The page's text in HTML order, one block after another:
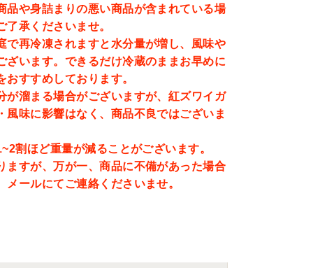
品や身詰まりの悪い商品が含まれている場
承くださいませ。
再冷凍されますと水分量が増し、風味や
います。 できるだけ冷蔵のままお早めに
すすめしております。
溜まる場合がございますが、紅ズワイガ
風味に影響はなく、商品不良ではございま
割ほど重量が減ることがございます。
すが、万が一、商品に不備があった場合
ールにてご連絡くださいませ。